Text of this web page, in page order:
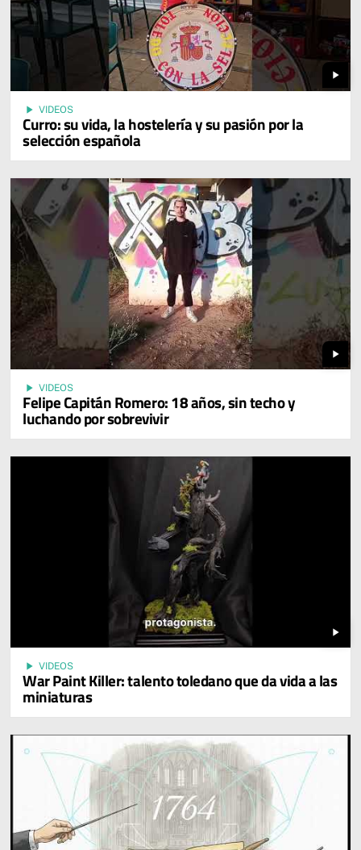
play_arrow
play_arrow VIDEOS
Curro: su vida, la hostelería y su pasión por la
selección española
play_arrow
play_arrow VIDEOS
Felipe Capitán Romero: 18 años, sin techo y
luchando por sobrevivir
play_arrow
play_arrow VIDEOS
War Paint Killer: talento toledano que da vida a las
miniaturas